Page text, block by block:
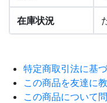
在庫状況
特定商取引法に基
この商品を友達に
この商品について